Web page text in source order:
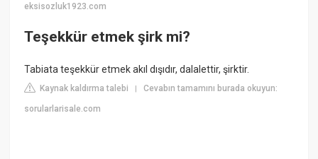
eksisozluk1923.com
Teşekkür etmek şirk mi?
Tabiata teşekkür etmek akıl dışıdır, dalalettir, şirktir.
Kaynak kaldırma talebi |Cevabın tamamını burada okuyun:
sorularlarisale.com